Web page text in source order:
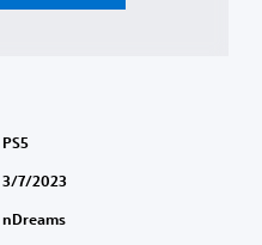
PS5
3/7/2023
nDreams